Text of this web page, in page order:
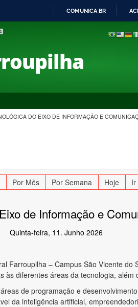
PARA
COMUNICA BR
DO EIXO DE INFORMAÇÃO E
Por Mês Por Semana Hoje Ir
de Informação e
Quinta-feira, 11. Junho 2026
Farroupilha – Campus São Vicente
diferentes áreas da tecnologia,
de programação e
da inteligência artificial,